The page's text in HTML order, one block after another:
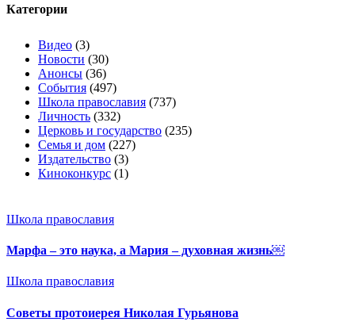
Категории
Видео (3)
Новости (30)
Анонсы (36)
События (497)
Школа православия (737)
Личность (332)
Церковь и государство (235)
Семья и дом (227)
Издательство (3)
Киноконкурс (1)
Школа православия
Марфа – это наука, а Мария – духовная жизнь￼
Школа православия
Советы протоиерея Николая Гурьянова